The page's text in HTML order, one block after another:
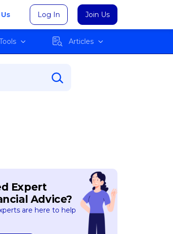
Log In Join Us
Articles
Expert
Advice?
are here to help